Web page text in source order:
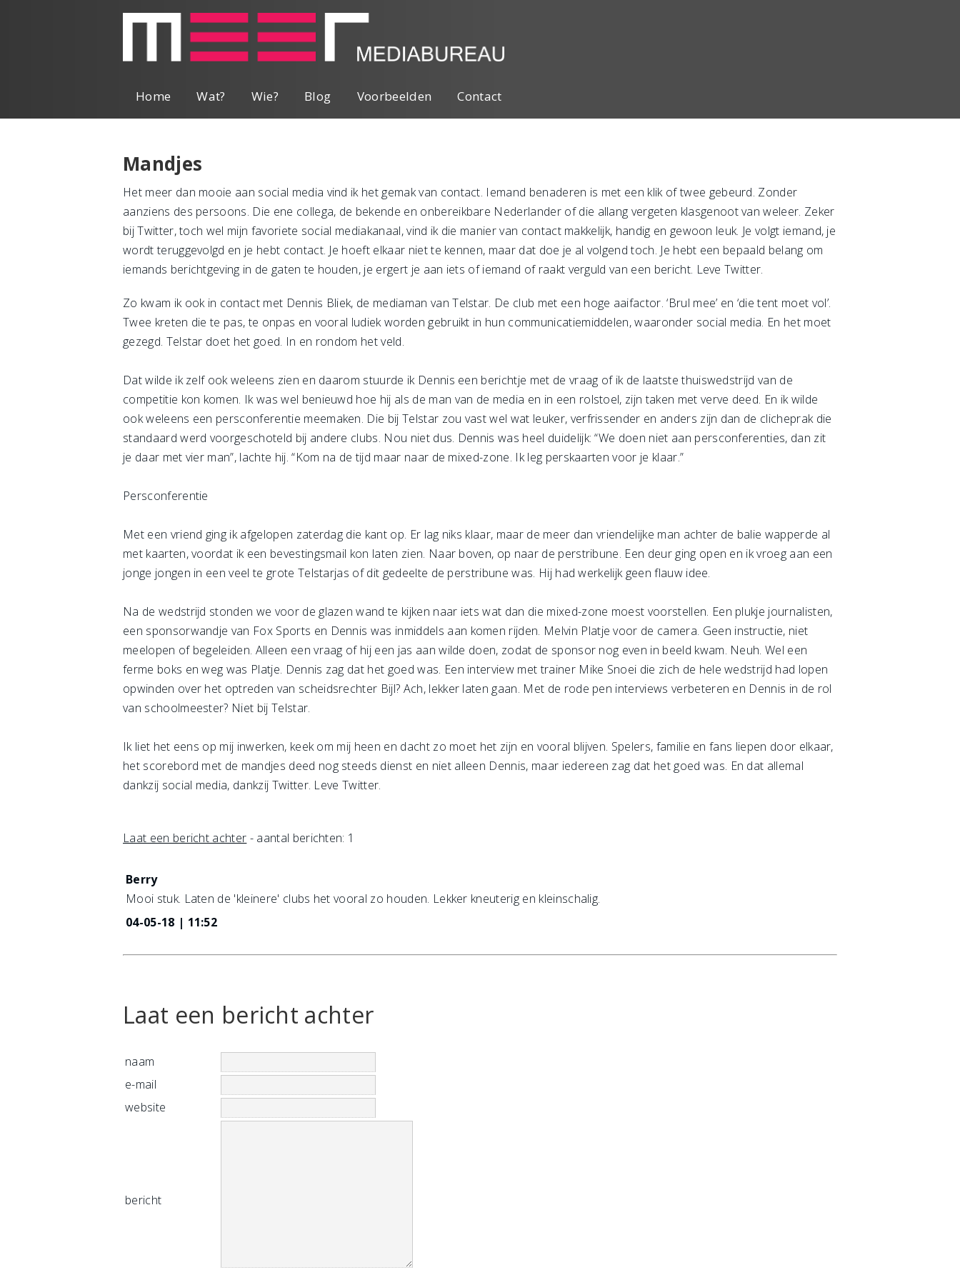
Home Wat? Wie? Blog Voorbeelden Contact
Mandjes
Het meer dan mooie aan social media vind ik het gemak van contact. Iemand benaderen is met een klik of twee gebeurd. Zonder
aanziens des persoons. Die ene collega, de bekende en onbereikbare Nederlander of die allang vergeten klasgenoot van weleer. Zeker
bij Twitter, toch wel mijn favoriete social mediakanaal, vind ik die manier van contact makkelijk, handig en gewoon leuk. Je volgt iemand, je
wordt teruggevolgd en je hebt contact. Je hoeft elkaar niet te kennen, maar dat doe je al volgend toch. Je hebt een bepaald belang om
iemands berichtgeving in de gaten te houden, je ergert je aan iets of iemand of raakt verguld van een bericht. Leve Twitter.
Zo kwam ik ook in contact met Dennis Bliek, de mediaman van Telstar. De club met een hoge aaifactor. ‘Brul mee’ en ‘die tent moet vol’.
Twee kreten die te pas, te onpas en vooral ludiek worden gebruikt in hun communicatiemiddelen, waaronder social media. En het moet
gezegd. Telstar doet het goed. In en rondom het veld.
Dat wilde ik zelf ook weleens zien en daarom stuurde ik Dennis een berichtje met de vraag of ik de laatste thuiswedstrijd van de
competitie kon komen. Ik was wel benieuwd hoe hij als de man van de media en in een rolstoel, zijn taken met verve deed. En ik wilde
ook weleens een persconferentie meemaken. Die bij Telstar zou vast wel wat leuker, verfrissender en anders zijn dan de clicheprak die
standaard werd voorgeschoteld bij andere clubs. Nou niet dus. Dennis was heel duidelijk: “We doen niet aan persconferenties, dan zit
je daar met vier man”, lachte hij. “Kom na de tijd maar naar de mixed-zone. Ik leg perskaarten voor je klaar.”
Persconferentie
Met een vriend ging ik afgelopen zaterdag die kant op. Er lag niks klaar, maar de meer dan vriendelijke man achter de balie wapperde al
met kaarten, voordat ik een bevestingsmail kon laten zien. Naar boven, op naar de perstribune. Een deur ging open en ik vroeg aan een
jonge jongen in een veel te grote Telstarjas of dit gedeelte de perstribune was. Hij had werkelijk geen flauw idee.
Na de wedstrijd stonden we voor de glazen wand te kijken naar iets wat dan die mixed-zone moest voorstellen. Een plukje journalisten,
een sponsorwandje van Fox Sports en Dennis was inmiddels aan komen rijden. Melvin Platje voor de camera. Geen instructie, niet
meelopen of begeleiden. Alleen een vraag of hij een jas aan wilde doen, zodat de sponsor nog even in beeld kwam. Neuh. Wel een
ferme boks en weg was Platje. Dennis zag dat het goed was. Een interview met trainer Mike Snoei die zich de hele wedstrijd had lopen
opwinden over het optreden van scheidsrechter Bijl? Ach, lekker laten gaan. Met de rode pen interviews verbeteren en Dennis in de rol
van schoolmeester? Niet bij Telstar.
Ik liet het eens op mij inwerken, keek om mij heen en dacht zo moet het zijn en vooral blijven. Spelers, familie en fans liepen door elkaar,
het scorebord met de mandjes deed nog steeds dienst en niet alleen Dennis, maar iedereen zag dat het goed was. En dat allemal
dankzij social media, dankzij Twitter. Leve Twitter.
Laat een bericht achter - aantal berichten: 1
Berry
Mooi stuk. Laten de 'kleinere' clubs het vooral zo houden. Lekker kneuterig en kleinschalig.
04-05-18 | 11:52
Laat een bericht achter
naam
e-mail
website
bericht